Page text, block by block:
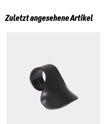
Zuletzt angesehene Artikel